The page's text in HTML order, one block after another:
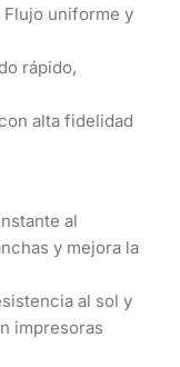
Flujo uniforme y
rápido,
alta fidelidad
al
y mejora la
al sol y
impresoras